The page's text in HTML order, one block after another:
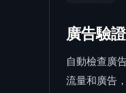
廣告驗證
自動檢查廣
流量和廣告